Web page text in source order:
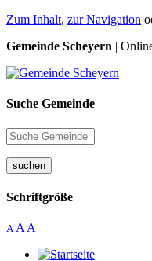
Zum Inhalt, zur Navigation
Gemeinde Scheyern |
Suche Gemeinde
suchen
Schriftgröße
A A A